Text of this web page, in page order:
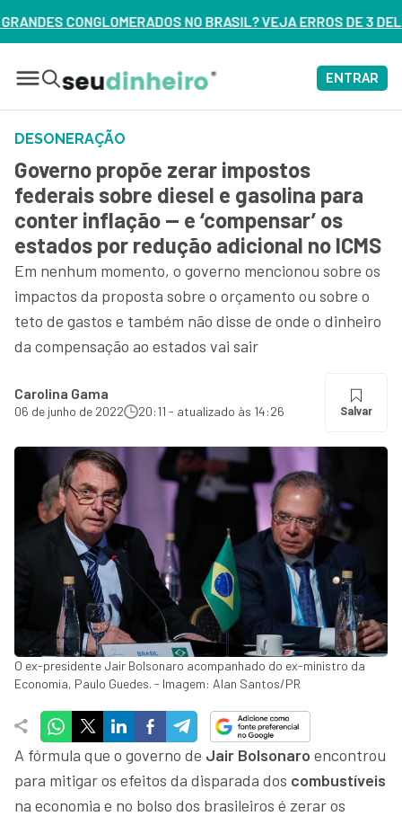
BRASIL? VEJA ERROS DE 3 DELES – ASSISTA AGORA
ENTRAR
DESONERAÇÃO
Governo propõe zerar impostos
federais sobre diesel e gasolina para
conter inflação — e ‘compensar’ os
estados por redução adicional no ICMS
Em nenhum momento, o governo mencionou sobre os
impactos da proposta sobre o orçamento ou sobre o
teto de gastos e também não disse de onde o dinheiro
da compensação ao estados vai sair
Carolina Gama
06 de junho de 2022 20:11 - atualizado às 14:26 Salvar
O ex-presidente Jair Bolsonaro acompanhado do ex-ministro da
Economia, Paulo Guedes. - Imagem: Alan Santos/PR
A fórmula que o governo de Jair Bolsonaro encontrou
para mitigar os efeitos da disparada dos combustíveis
na economia e no bolso dos brasileiros é zerar os